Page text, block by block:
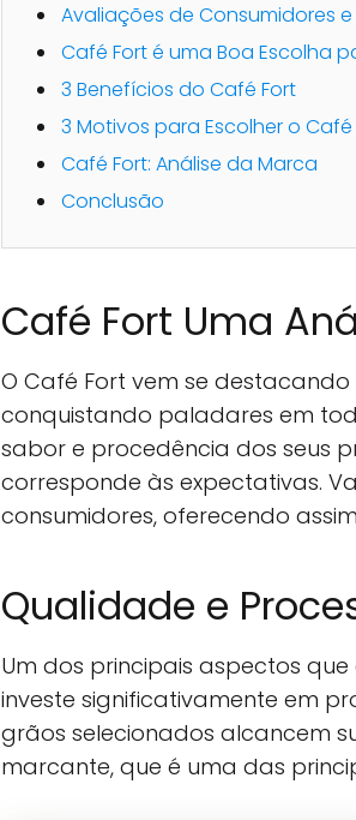
Avaliações de Consumidores
Café Fort é uma Boa Escolha
3 Benefícios do Café Fort
3 Motivos para Escolher o Café
Café Fort: Análise da Marca
Conclusão
Café Fort Uma
O Café Fort vem se
conquistando paladares em
sabor e procedência dos seus
corresponde às expectativas.
consumidores, oferecendo
Qualidade e
Um dos principais aspectos
investe significativamente em
grãos selecionados alcancem
marcante, que é uma das